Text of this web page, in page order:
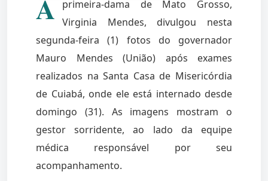
A
primeira-dama de Mato Grosso,
Virginia Mendes, divulgou nesta
segunda-feira (1) fotos do governador
Mauro Mendes (União) após exames
realizados na Santa Casa de Misericórdia
de Cuiabá, onde ele está internado desde
domingo (31). As imagens mostram o
gestor sorridente, ao lado da equipe
médica responsável por seu
acompanhamento.